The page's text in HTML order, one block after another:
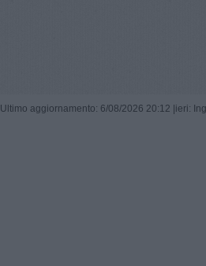
Ultimo aggiornamento: 6/08/2026 20:12 | ieri: